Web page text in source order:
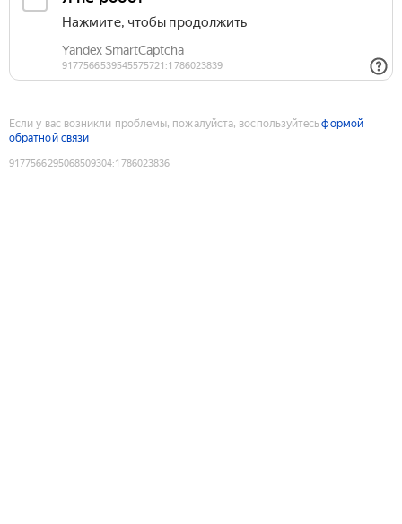
Если у вас возникли проблемы, пожалуйста, воспользуйтесьформой
обратной связи
9177566295068509304:1786023836